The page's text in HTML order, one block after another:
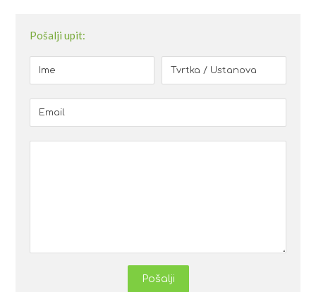
Pošalji upit:
Pošalji